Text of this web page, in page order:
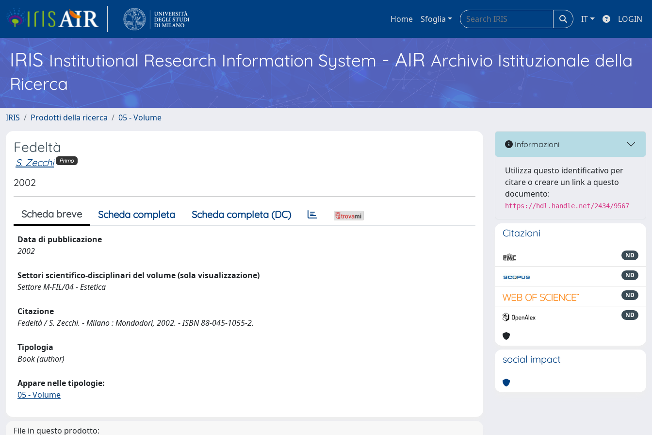
Home Sfoglia IT LOGIN
IRISInstitutional Research Information System - AIR Archivio Istituzionale della
Ricerca
IRIS Prodotti della ricerca 05 - Volume
Fedeltà
S. Zecchi Primo
2002
Scheda breve Scheda completa Scheda completa (DC)
Data di pubblicazione
2002
Settori scientifico-disciplinari del volume (sola visualizzazione)
Settore M-FIL/04 - Estetica
Citazione
Fedeltà / S. Zecchi. - Milano : Mondadori, 2002. - ISBN 88-045-1055-2.
Tipologia
Book (author)
Appare nelle tipologie:
05 - Volume
File in questo prodotto:
Informazioni
Utilizza questo identificativo per
citare o creare un link a questo
documento:
https://hdl.handle.net/2434/9567
Citazioni
ND
ND
ND
ND
social impact